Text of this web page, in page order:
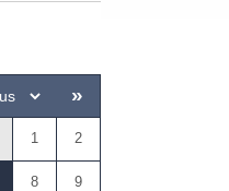
»
1 2
8 9